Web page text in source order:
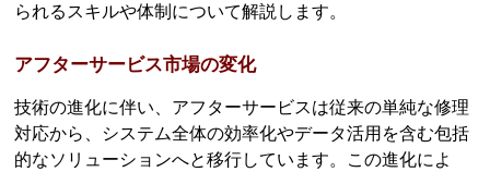
られるスキルや体制について解説します。
アフターサービス市場の変化
技術の進化に伴い、アフターサービスは従来の単純な修理
対応から、システム全体の効率化やデータ活用を含む包括
的なソリューションへと移行しています。この進化によ